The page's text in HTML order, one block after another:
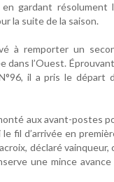
gardant
la suite de la saison.
à remporter un
dans l’Ouest.
il a pris le
aux avant-postes
fil d’arrivée en
déclaré
une mince